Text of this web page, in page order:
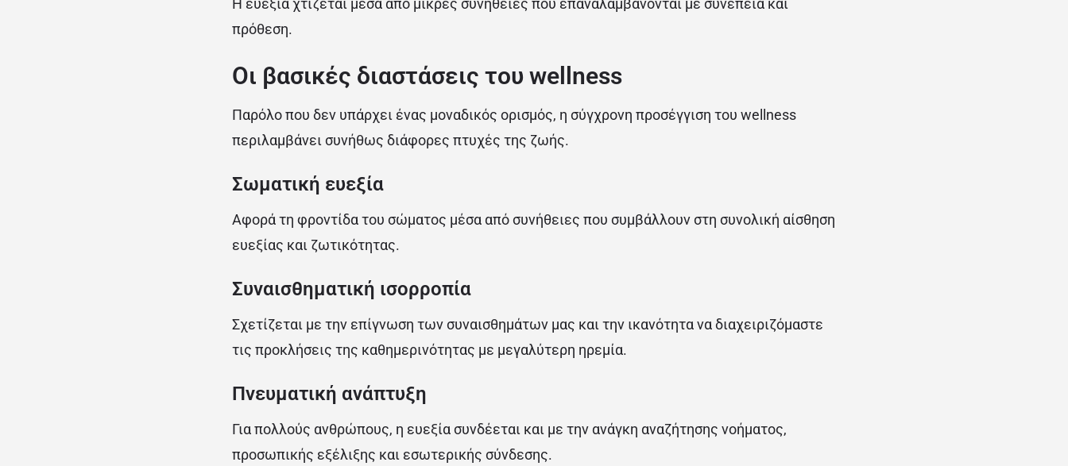
Η ευεξία χτίζεται μέσα από μικρές συνήθειες που επαναλαμβάνονται με συνέπεια και
πρόθεση.
Οι βασικές διαστάσεις του wellness
Παρόλο που δεν υπάρχει ένας μοναδικός ορισμός, η σύγχρονη προσέγγιση του wellness
περιλαμβάνει συνήθως διάφορες πτυχές της ζωής.
Σωματική ευεξία
Αφορά τη φροντίδα του σώματος μέσα από συνήθειες που συμβάλλουν στη συνολική αίσθηση
ευεξίας και ζωτικότητας.
Συναισθηματική ισορροπία
Σχετίζεται με την επίγνωση των συναισθημάτων μας και την ικανότητα να διαχειριζόμαστε
τις προκλήσεις της καθημερινότητας με μεγαλύτερη ηρεμία.
Πνευματική ανάπτυξη
Για πολλούς ανθρώπους, η ευεξία συνδέεται και με την ανάγκη αναζήτησης νοήματος,
προσωπικής εξέλιξης και εσωτερικής σύνδεσης.